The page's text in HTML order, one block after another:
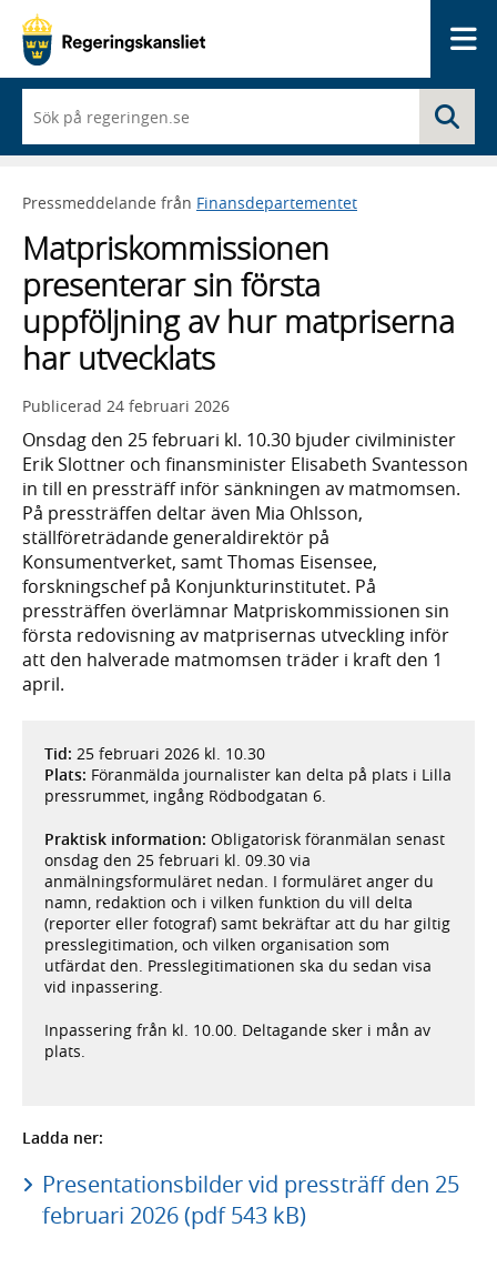
du
börjar
skriva
framträder
lista
med
sökförslag
Pressmeddelande från Finansdepartementet
Matpriskommissionen
presenterar sin första
uppföljning av hur matpriserna
har utvecklats
Publicerad 24 februari 2026
Onsdag den 25 februari kl. 10.30 bjuder civilminister
Erik Slottner och finansminister Elisabeth Svantesson
in till en pressträff inför sänkningen av matmomsen.
På pressträffen deltar även Mia Ohlsson,
ställföreträdande generaldirektör på
Konsumentverket, samt Thomas Eisensee,
forskningschef på Konjunkturinstitutet. På
pressträffen överlämnar Matpriskommissionen sin
första redovisning av matprisernas utveckling inför
att den halverade matmomsen träder i kraft den 1
april.
Tid: 25 februari 2026 kl. 10.30
Plats: Föranmälda journalister kan delta på plats i Lilla
pressrummet, ingång Rödbodgatan 6.
Praktisk information: Obligatorisk föranmälan senast
onsdag den 25 februari kl. 09.30 via
anmälningsformuläret nedan. I formuläret anger du
namn, redaktion och i vilken funktion du vill delta
(reporter eller fotograf) samt bekräftar att du har giltig
presslegitimation, och vilken organisation som
utfärdat den. Presslegitimationen ska du sedan visa
vid inpassering.
Inpassering från kl. 10.00. Deltagande sker i mån av
plats.
Ladda ner:
Presentationsbilder vid pressträff den 25
februari 2026 (pdf 543 kB)